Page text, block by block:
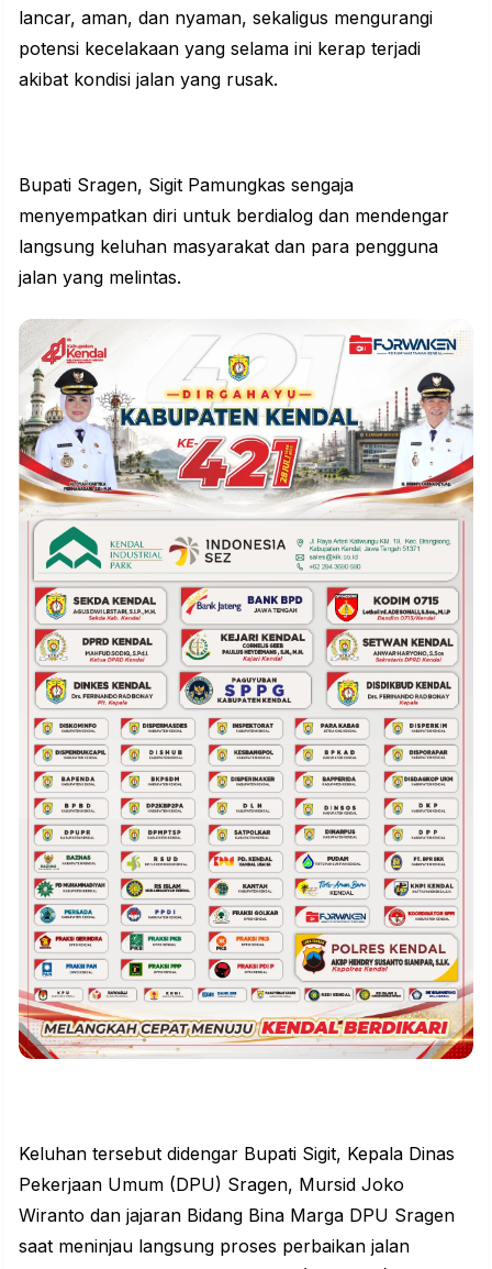
lancar, aman, dan nyaman, sekaligus mengurangi
potensi kecelakaan yang selama ini kerap terjadi
akibat kondisi jalan yang rusak.
Bupati Sragen, Sigit Pamungkas sengaja
menyempatkan diri untuk berdialog dan mendengar
langsung keluhan masyarakat dan para pengguna
jalan yang melintas.
Keluhan tersebut didengar Bupati Sigit, Kepala Dinas
Pekerjaan Umum (DPU) Sragen, Mursid Joko
Wiranto dan jajaran Bidang Bina Marga DPU Sragen
saat meninjau langsung proses perbaikan jalan